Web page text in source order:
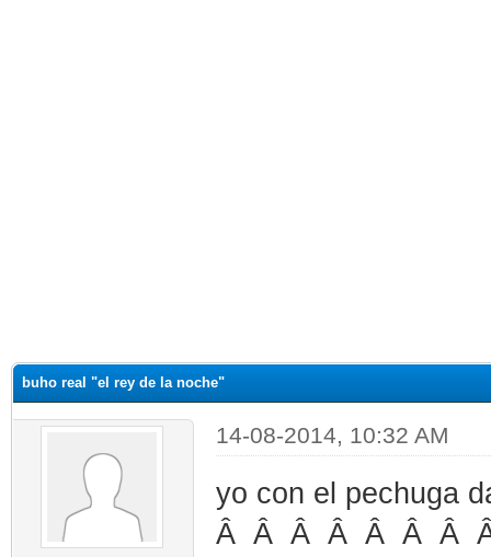
buho real "el rey de la noche"
14-08-2014, 10:32 AM
yo con el pechuga
Â Â Â Â Â Â Â